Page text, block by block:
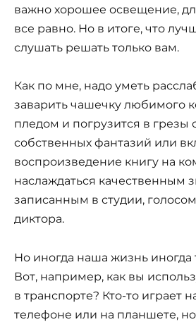
важно хорошее освещение,
все равно. Но в итоге, что
слушать решать только вам.
Как по мне, надо уметь
заварить чашечку любимого
пледом и погрузится в грезы
собственных фантазий или
воспроизведение книгу на
наслаждаться качественным
записанным в студии,
диктора.
Но иногда наша жизнь иногда
Вот, например, как вы
в транспорте? Кто-то играет
телефоне или на планшете,